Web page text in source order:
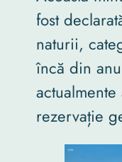
fost
naturii,
încă din
rezervație